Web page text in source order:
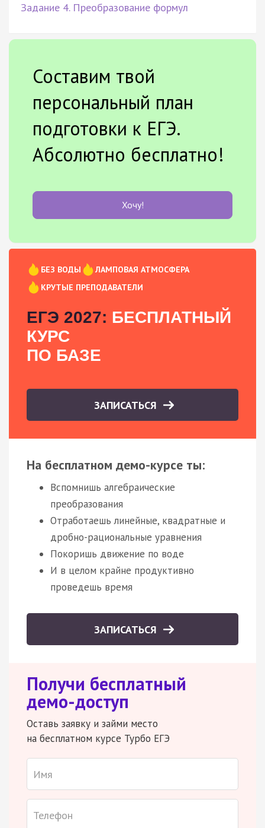
Задание 4. Преобразование формул
Составим твой
персональный план
подготовки к ЕГЭ.
Абсолютно бесплатно!
Хочу!
БЕЗ ВОДЫ
ЛАМПОВАЯ АТМОСФЕРА
КРУТЫЕ ПРЕПОДАВАТЕЛИ
ЕГЭ 2027: БЕСПЛАТНЫЙ
КУРС
ПО БАЗЕ
ЗАПИСАТЬСЯ
На бесплатном демо-курсе ты:
Вспомнишь алгебраические
преобразования
Отработаешь линейные, квадратные и
дробно-рациональные уравнения
Покоришь движение по воде
И в целом крайне продуктивно
проведешь время
ЗАПИСАТЬСЯ
Получи бесплатный
демо-доступ
Оставь заявку и займи место
на бесплатном курсе Турбо ЕГЭ